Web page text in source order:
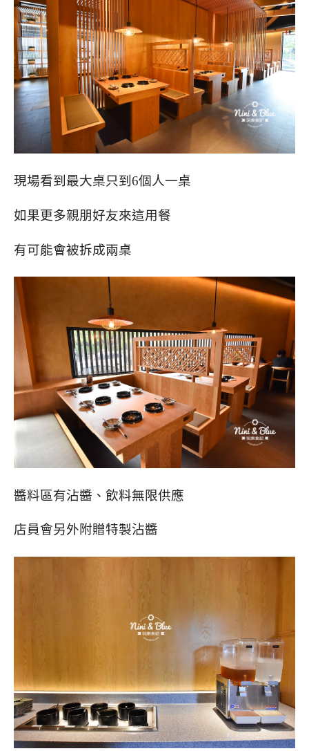
現場看到最大桌只到6個人一桌
如果更多親朋好友來這用餐
有可能會被拆成兩桌
醬料區有沾醬、飲料無限供應
店員會另外附贈特製沾醬